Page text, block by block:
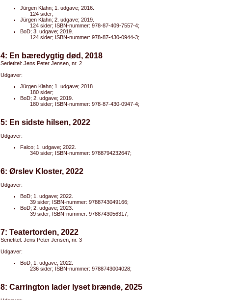
Jürgen Klahn; 1. udgave; 2016.
124 sider;
Jürgen Klahn; 2. udgave; 2019.
124 sider; ISBN-nummer: 978-87-409-7557-4;
BoD; 3. udgave; 2019.
124 sider; ISBN-nummer: 978-87-430-0944-3;
4: En bæredygtig død, 2018
Serietitel: Jens Peter Jensen, nr. 2
Udgaver:
Jürgen Klahn; 1. udgave; 2018.
180 sider;
BoD; 2. udgave; 2019.
180 sider; ISBN-nummer: 978-87-430-0947-4;
5: En sidste hilsen, 2022
Udgaver:
Falco; 1. udgave; 2022.
340 sider; ISBN-nummer: 9788794232647;
6: Ørslev Kloster, 2022
Udgaver:
BoD; 1. udgave; 2022.
39 sider; ISBN-nummer: 9788743049166;
BoD; 2. udgave; 2023.
39 sider; ISBN-nummer: 9788743056317;
7: Teatertorden, 2022
Serietitel: Jens Peter Jensen, nr. 3
Udgaver:
BoD; 1. udgave; 2022.
236 sider; ISBN-nummer: 9788743004028;
8: Carrington lader lyset brænde, 2025